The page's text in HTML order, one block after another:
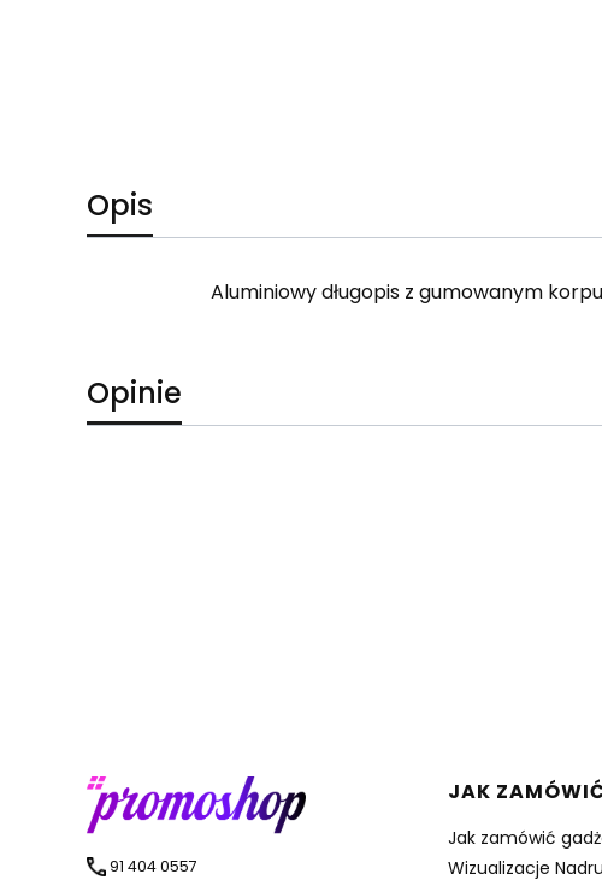
Opis
Aluminiowy długopis z gumowanym
Opinie
91 404 0557
Linki w
JAK
Jak zamówić
Wizualizacje